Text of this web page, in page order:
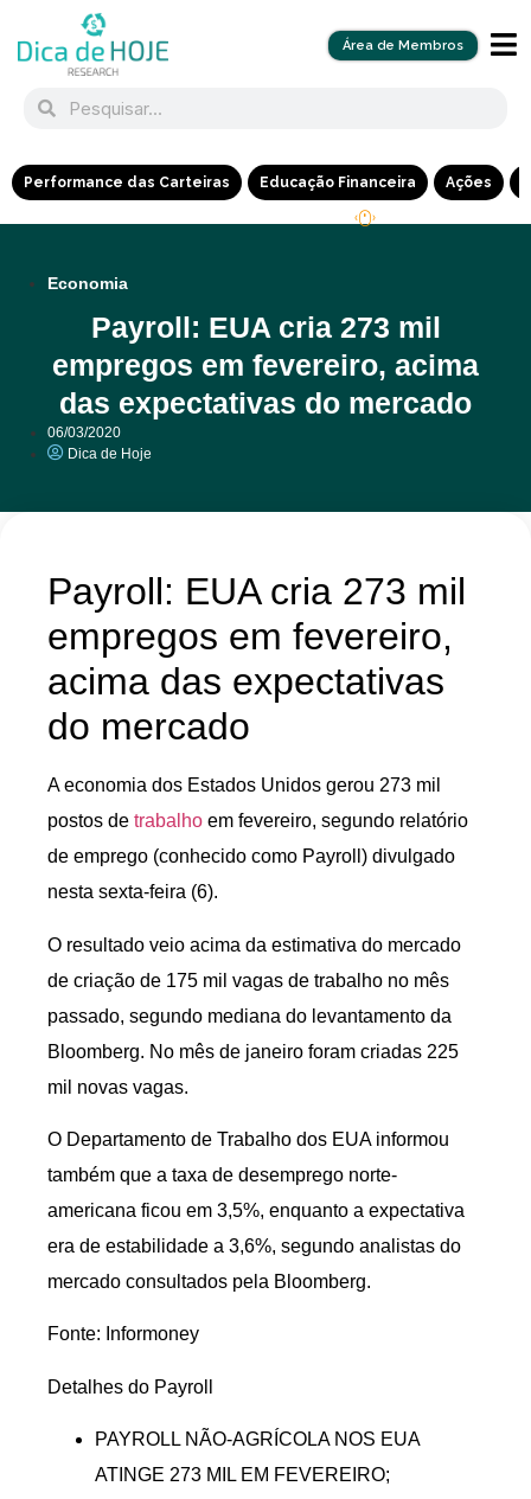
Área de Membros
Performance das Carteiras Educação Financeira Ações
Economia
Payroll: EUA cria 273 mil
empregos em fevereiro, acima
das expectativas do mercado
06/03/2020
Dica de Hoje
Payroll: EUA cria 273 mil
empregos em fevereiro,
acima das expectativas
do mercado
A economia dos Estados Unidos gerou 273 mil
postos de trabalho em fevereiro, segundo relatório
de emprego (conhecido como Payroll) divulgado
nesta sexta-feira (6).
O resultado veio acima da estimativa do mercado
de criação de 175 mil vagas de trabalho no mês
passado, segundo mediana do levantamento da
Bloomberg. No mês de janeiro foram criadas 225
mil novas vagas.
O Departamento de Trabalho dos EUA informou
também que a taxa de desemprego norte-
americana ficou em 3,5%, enquanto a expectativa
era de estabilidade a 3,6%, segundo analistas do
mercado consultados pela Bloomberg.
Fonte: Informoney
Detalhes do Payroll
PAYROLL NÃO-AGRÍCOLA NOS EUA
ATINGE 273 MIL EM FEVEREIRO;